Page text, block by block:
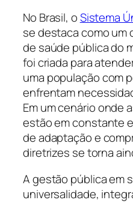
No Brasil, oSistema
se destaca como um
de saúde pública do
foi criada para
uma população com
enfrentam
Em um cenário onde
estão em constante
de adaptação e
diretrizes se torna
A gestão pública em
universalidade,